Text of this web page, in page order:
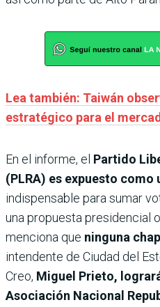
Lea también: Taiwán
estratégico para el
En el informe, el Partido
(PLRA) es expuesto como
indispensable para sumar
una propuesta presidencial
menciona que ninguna
intendente de Ciudad del
Creo, Miguel Prieto,
Asociación Nacional